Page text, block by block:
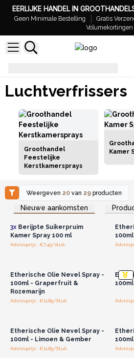
EERLIJKE HANDEL IN
Geen Minimale Bestelling Gratis
Volumekortingen
Luchtverfrissers
Groothandel
Feestelijke
Kerstkamersprays
Kamer
Weergeven 20 van 29 producten
Nieuwe aankomsten
Log in of registreer u voor
groothandelsprijzen.
3xBerijpte Suikerpruim
Kamer Spray 100 ml
Adviesprijs : €7.45/stuk
Etherische Olie Nevel Spray -
100ml - Graperfruit &
Rozemarijn
Adviesprijs : €11.85/Stuk
Etherische Olie Nevel Spray -
100ml - Limoen & Gember
Adviesprijs : €11.85/Stuk